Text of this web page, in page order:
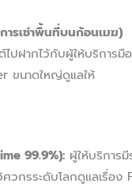
รเช่าพื้นที่บนก้อนเมฆ)
ไปฝากไว้กับผู้ให้บริกา
ขนาดใหญ่ดูแลให้
99.9%): ผู้ให้บริการ
วกรระดับโลกดูแลเรื่อง